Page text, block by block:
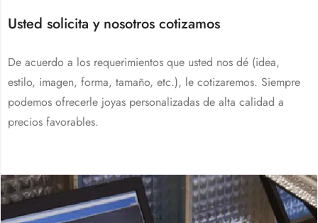
Usted solicita y nosotros cotizamos
De acuerdo a los requerimientos que usted nos dé (idea,
estilo, imagen, forma, tamaño, etc.), le cotizaremos. Siempre
podemos ofrecerle joyas personalizadas de alta calidad a
precios favorables.